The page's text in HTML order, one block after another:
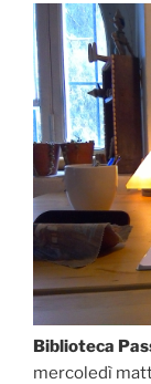
Biblioteca
mercoledì